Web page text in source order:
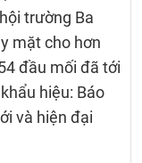
trường Ba
mặt cho hơn
đầu mối đã tới
hiệu: Báo
và hiện đại